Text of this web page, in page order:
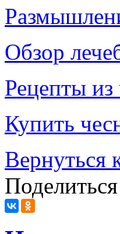
Обзор
Рецепты из
Купить
Вернуться